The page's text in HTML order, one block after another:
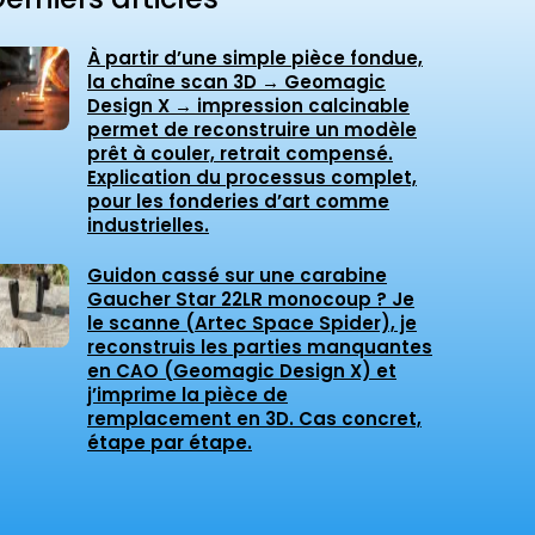
À partir d’une simple pièce fondue,
la chaîne scan 3D → Geomagic
Design X → impression calcinable
permet de reconstruire un modèle
prêt à couler, retrait compensé.
Explication du processus complet,
pour les fonderies d’art comme
industrielles.
Guidon cassé sur une carabine
Gaucher Star 22LR monocoup ? Je
le scanne (Artec Space Spider), je
reconstruis les parties manquantes
en CAO (Geomagic Design X) et
j’imprime la pièce de
remplacement en 3D. Cas concret,
étape par étape.